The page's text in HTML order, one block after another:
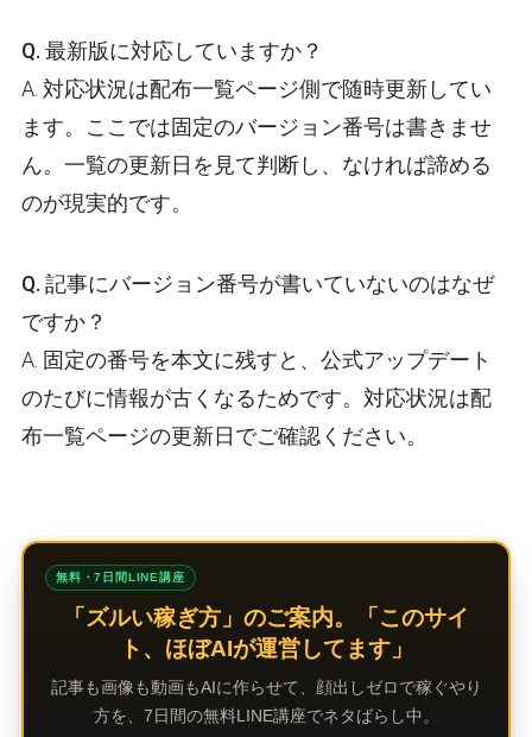
Q. 最新版に対応していますか？
A. 対応状況は配布一覧ページ側で随時更新してい
ます。ここでは固定のバージョン番号は書きませ
ん。一覧の更新日を見て判断し、なければ諦める
のが現実的です。
Q. 記事にバージョン番号が書いていないのはなぜ
ですか？
A. 固定の番号を本文に残すと、公式アップデート
のたびに情報が古くなるためです。対応状況は配
布一覧ページの更新日でご確認ください。
無料・7日間LINE講座
「ズルい稼ぎ方」のご案内。「このサイ
ト、ほぼAIが運営してます」
記事も画像も動画もAIに作らせて、顔出しゼロで稼ぐやり
方を、7日間の無料LINE講座でネタばらし中。